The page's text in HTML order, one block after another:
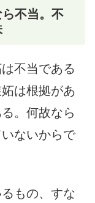
不当。不
不当である
は根拠があ
。何故なら
ないからで
もの、すな